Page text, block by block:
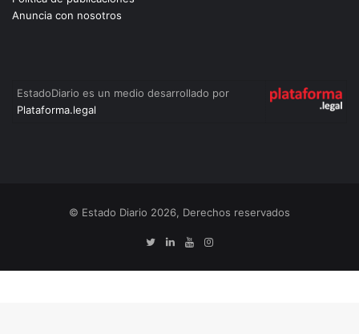
Anuncia con nosotros
EstadoDiario es un medio desarrollado por
Plataforma.legal
© Estado Diario 2026, Derechos reservados